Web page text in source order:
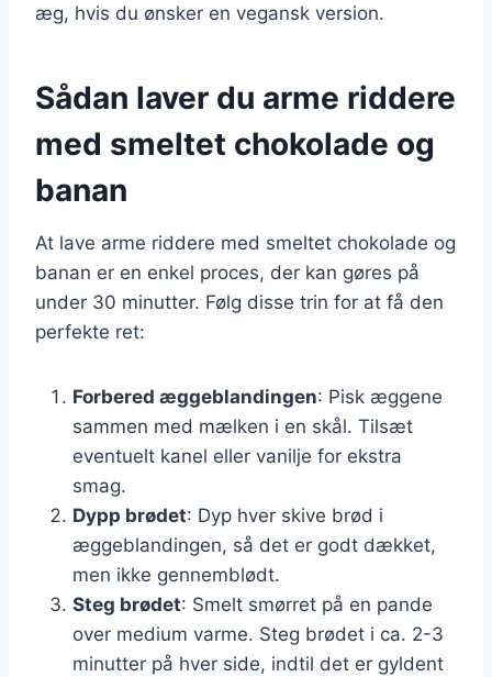
æg, hvis du ønsker en vegansk version.
Sådan laver du arme riddere
med smeltet chokolade og
banan
At lave arme riddere med smeltet chokolade og
banan er en enkel proces, der kan gøres på
under 30 minutter. Følg disse trin for at få den
perfekte ret:
Forbered æggeblandingen: Pisk æggene
sammen med mælken i en skål. Tilsæt
eventuelt kanel eller vanilje for ekstra
smag.
Dypp brødet: Dyp hver skive brød i
æggeblandingen, så det er godt dækket,
men ikke gennemblødt.
Steg brødet: Smelt smørret på en pande
over medium varme. Steg brødet i ca. 2-3
minutter på hver side, indtil det er gyldent